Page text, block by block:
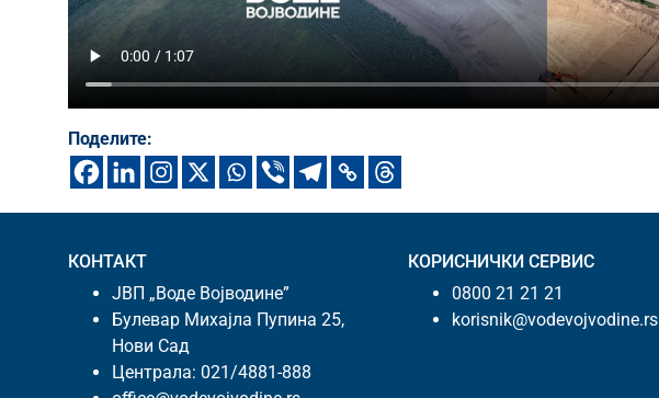
Поделите:
КОНТАКТ
ЈВП „Воде Војводине”
Булевар Михајла Пупина 25,
Нови Сад
Централа: 021/4881-888
КОРИСНИЧКИ СЕРВИС
0800 21 21 21
korisnik@vodevojvodine.rs